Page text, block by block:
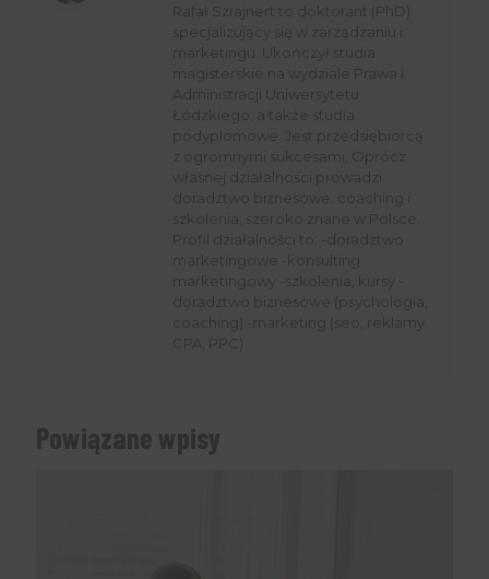
Rafał Szrajnert to doktorant (PhD)
specjalizujący się w zarządzaniu i
marketingu. Ukończył studia
magisterskie na wydziale Prawa i
Administracji Uniwersytetu
Łódzkiego, a także studia
podyplomowe. Jest przedsiębiorcą
z ogromnymi sukcesami, Oprócz
własnej działalności prowadzi
doradztwo biznesowe, coaching i
szkolenia, szeroko znane w Polsce.
Profil działalności to: -doradztwo
marketingowe -konsulting
marketingowy -szkolenia, kursy -
doradztwo biznesowe (psychologia,
coaching) -marketing (seo, reklamy
CPA, PPC)
Powiązane wpisy